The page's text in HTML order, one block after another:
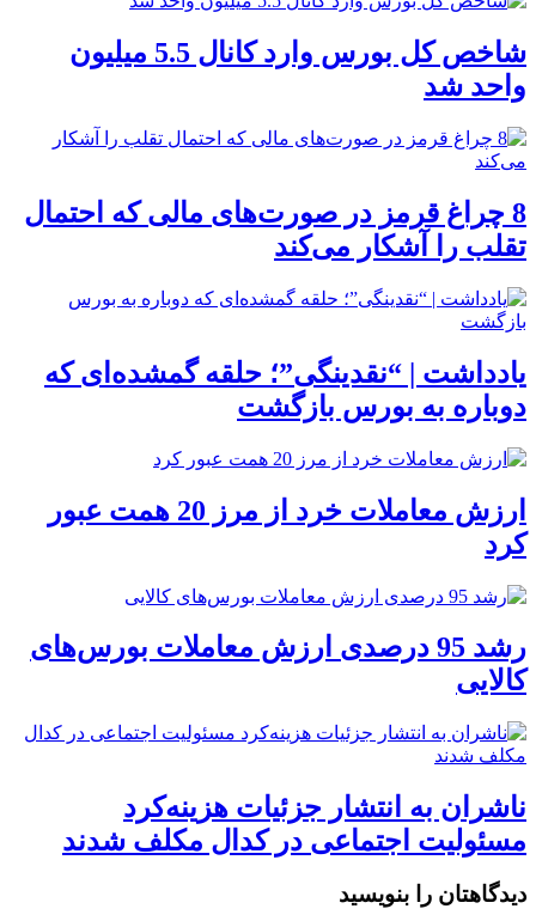
شاخص کل بورس وارد کانال 5.5 میلیون
واحد شد
8 چراغ قرمز در صورت‌های مالی که احتمال
تقلب را آشکار می‌کند
یادداشت | “نقدینگی”؛ حلقه گمشده‌ای که
دوباره به بورس بازگشت
ارزش معاملات خرد از مرز 20 همت عبور
کرد
رشد 95 درصدی ارزش معاملات بورس‌های
کالایی
ناشران به انتشار جزئیات هزینه‌کرد
مسئولیت اجتماعی در کدال مکلف شدند
دیدگاهتان را بنویسید